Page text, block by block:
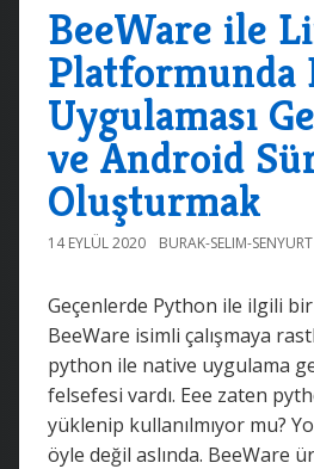
BeeWare ile
Platformunda
Uygulaması
ve Android
Oluşturmak
14 EYLÜL 2020 BURAK-SELIM-SENYURT
Geçenlerde Python ile ilgili
BeeWare isimli çalışmaya
python ile native uygulama
felsefesi vardı. Eee zaten
yüklenip kullanılmıyor mu?
öyle değil aslında. BeeWare